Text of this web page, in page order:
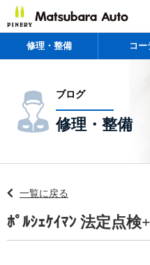
修理・整備 コー
ブログ
修理・整備
一覧に戻る
ﾎﾟﾙｼｪｹｲﾏﾝ 法定点検